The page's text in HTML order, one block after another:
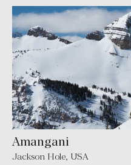
Amangani
Jackson Hole, USA